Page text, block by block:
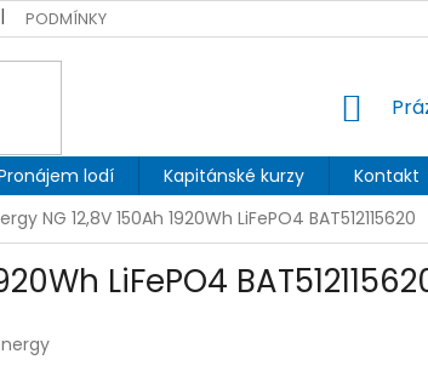
PODMÍNKY OCHRANY OSOBNÍCH ÚDAJŮ
lodí Kapitánské kurzy Kontakt
NG 12,8V 150Ah 1920Wh LiFePO4 BAT512115620
LiFePO4